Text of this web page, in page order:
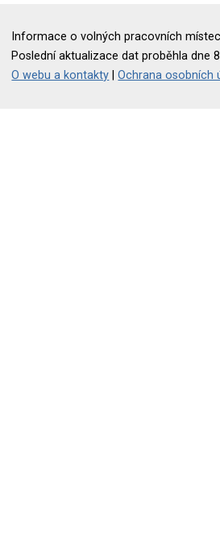
Informace o volných pracovních
Poslední aktualizace dat proběhla dne
O webu a kontakty |Ochrana osobních